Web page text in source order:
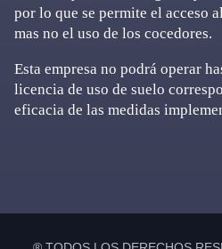
por lo que se permite el acceso
mas no el uso de los cocedores.
Esta empresa no podrá operar
licencia de uso de suelo
eficacia de las medidas